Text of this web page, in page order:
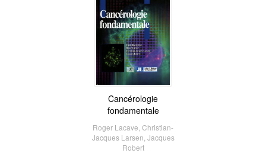
Cancérologie
fondamentale
Roger Lacave Christian-
Jacques Larsen Jacques
Robert